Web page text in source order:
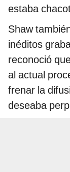
estaba
Shaw
inéditos
reconoció
al actual
frenar la
deseaba